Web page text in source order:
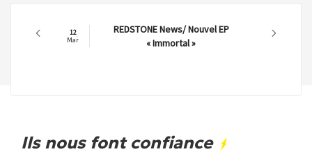
12
Mar
REDSTONE News/ Nouvel EP
« Immortal »
Ils nous font confiance